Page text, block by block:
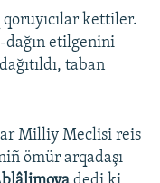
kettiler.
dağın etilgenini
taban
Milliy Meclisi reis
ömür arqadaşı